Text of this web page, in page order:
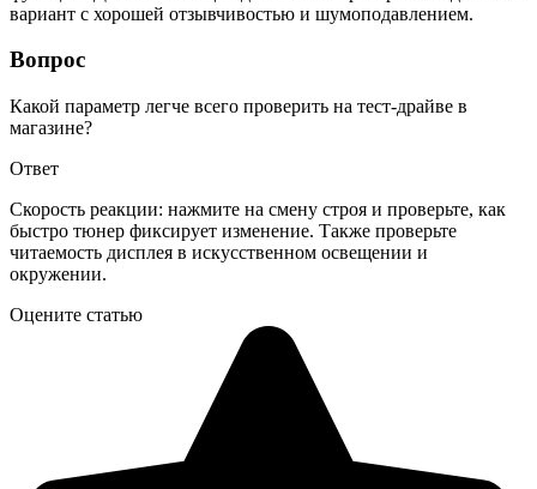
вариант с хорошей отзывчивостью и шумоподавлением.
Вопрос
Какой параметр легче всего проверить на тест-драйве в
магазине?
Ответ
Скорость реакции: нажмите на смену строя и проверьте, как
быстро тюнер фиксирует изменение. Также проверьте
читаемость дисплея в искусственном освещении и
окружении.
Оцените статью